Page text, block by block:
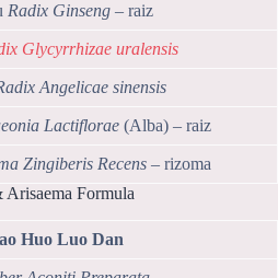
Radix Ginseng– raiz
Glycyrrhizae uralensis
Angelicae sinensis
Lactiflorae(Alba) – raiz
Zingiberis Recens– rizoma
Formula
Huo Luo Dan